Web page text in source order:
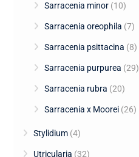
Sarracenia minor (10)
Sarracenia oreophila (7)
Sarracenia psittacina (8)
Sarracenia purpurea (29)
Sarracenia rubra (20)
Sarracenia x Moorei (26)
Stylidium (4)
Utricularia (32)